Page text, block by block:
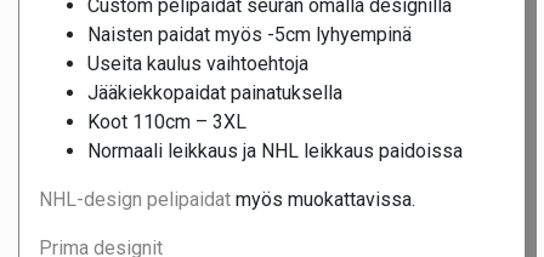
Custom pelipaidat seuran omalla designilla
Naisten paidat myös -5cm lyhyempinä
Useita kaulus vaihtoehtoja
Jääkiekkopaidat painatuksella
Koot 110cm – 3XL
Normaali leikkaus ja NHL leikkaus paidoissa
NHL-design pelipaidat myös muokattavissa.
Prima designit